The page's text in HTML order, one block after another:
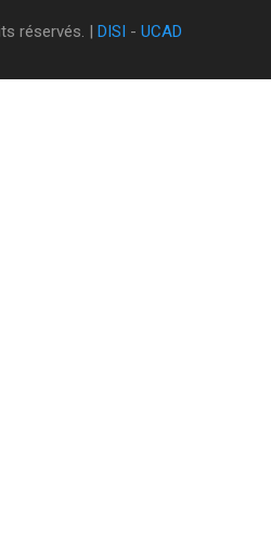
réservés. | DISI - UCAD